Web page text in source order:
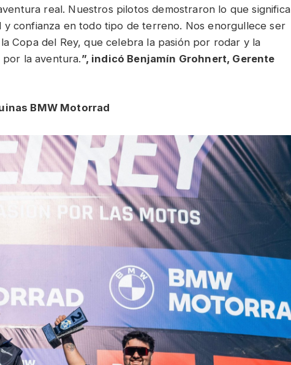
real. Nuestros pilotos demostraron lo que significa
confianza en todo tipo de terreno. Nos enorgullece ser
Copa del Rey, que celebra la pasión por rodar y la
la aventura.”, indicó Benjamín Grohnert, Gerente
BMW Motorrad